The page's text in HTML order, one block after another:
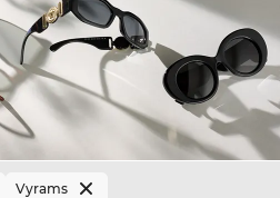
Vyrams